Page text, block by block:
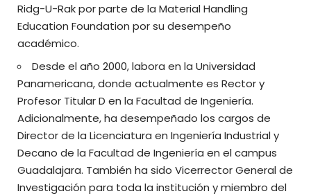
Ridg-U-Rak por parte de la Material Handling
Education Foundation por su desempeño
académico.
Desde el año 2000, labora en la Universidad
Panamericana, donde actualmente es Rector y
Profesor Titular D en la Facultad de Ingeniería.
Adicionalmente, ha desempeñado los cargos de
Director de la Licenciatura en Ingeniería Industrial y
Decano de la Facultad de Ingeniería en el campus
Guadalajara. También ha sido Vicerrector General de
Investigación para toda la institución y miembro del